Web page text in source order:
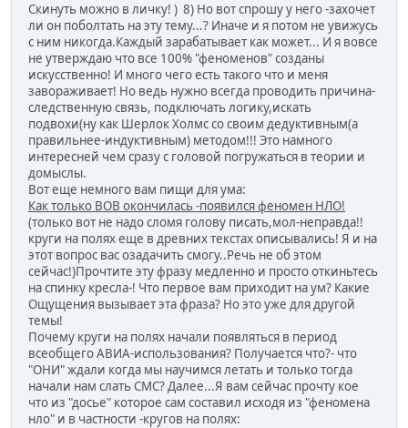
Скинуть можно в личку! ) 8) Но вот спрошу у него -захочет
ли он поболтать на эту тему...? Иначе и я потом не увижусь
с ним никогда.Каждый зарабатывает как может... И я вовсе
не утверждаю что все 100% "феноменов" созданы
искусственно! И много чего есть такого что и меня
завораживает! Но ведь нужно всегда проводить причина-
следственную связь, подключать логику,искать
подвохи(ну как Шерлок Холмс со своим дедуктивным(а
правильнее-индуктивным) методом!!! Это намного
интересней чем сразу с головой погружаться в теории и
домыслы.
Вот еще немного вам пищи для ума:
Как только ВОВ окончилась -появился феномен НЛО!
(только вот не надо сломя голову писать,мол-неправда!!
круги на полях еще в древних текстах описывались! Я и на
этот вопрос вас озадачить смогу..Речь не об этом
сейчас!)Прочтите эту фразу медленно и просто откиньтесь
на спинку кресла-! Что первое вам приходит на ум? Какие
Ощущения вызывает эта фраза? Но это уже для другой
темы!
Почему круги на полях начали появляться в период
всеобщего АВИА-использования? Получается что?- что
"ОНИ" ждали когда мы научимся летать и только тогда
начали нам слать СМС? Далее...Я вам сейчас прочту кое
что из "досье" которое сам составил исходя из "феномена
нло" и в частности -кругов на полях: